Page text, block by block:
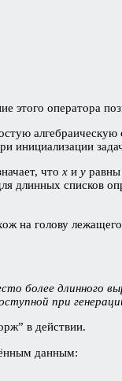
этого оператора
инициализации
что x и y равны
длинных списков
на голову
более
при
в действии.
данным: